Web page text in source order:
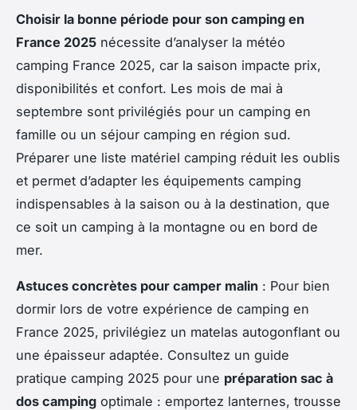
Choisir la bonne période pour son camping en
France 2025 nécessite d’analyser la météo
camping France 2025, car la saison impacte prix,
disponibilités et confort. Les mois de mai à
septembre sont privilégiés pour un camping en
famille ou un séjour camping en région sud.
Préparer une liste matériel camping réduit les oublis
et permet d’adapter les équipements camping
indispensables à la saison ou à la destination, que
ce soit un camping à la montagne ou en bord de
mer.
Astuces concrètes pour camper malin : Pour bien
dormir lors de votre expérience de camping en
France 2025, privilégiez un matelas autogonflant ou
une épaisseur adaptée. Consultez un guide
pratique camping 2025 pour une préparation sac à
dos camping optimale : emportez lanternes, trousse